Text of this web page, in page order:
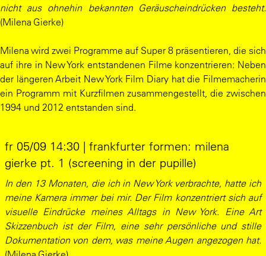
nicht aus ohnehin bekannten Geräuscheindrücken besteht.
(Milena Gierke)
Milena wird zwei Programme auf Super 8 präsentieren, die sich
auf ihre in New York entstandenen Filme konzentrieren: Neben
der längeren Arbeit New York Film Diary hat die Filmemacherin
ein Programm mit Kurzfilmen zusammengestellt, die zwischen
1994 und 2012 entstanden sind.
fr 05/09 14:30 | frankfurter formen: milena
gierke pt. 1 (screening in der pupille)
In den 13 Monaten, die ich in New York verbrachte, hatte ich
meine Kamera immer bei mir. Der Film konzentriert sich auf
visuelle Eindrücke meines Alltags in New York. Eine Art
Skizzenbuch ist der Film, eine sehr persönliche und stille
Dokumentation von dem, was meine Augen angezogen hat.